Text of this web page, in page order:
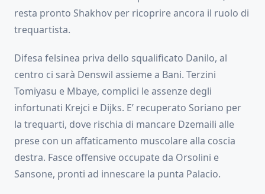
resta pronto Shakhov per ricoprire ancora il ruolo di
trequartista.
Difesa felsinea priva dello squalificato Danilo, al
centro ci sarà Denswil assieme a Bani. Terzini
Tomiyasu e Mbaye, complici le assenze degli
infortunati Krejci e Dijks. E’ recuperato Soriano per
la trequarti, dove rischia di mancare Dzemaili alle
prese con un affaticamento muscolare alla coscia
destra. Fasce offensive occupate da Orsolini e
Sansone, pronti ad innescare la punta Palacio.